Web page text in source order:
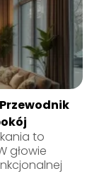
to
głowie